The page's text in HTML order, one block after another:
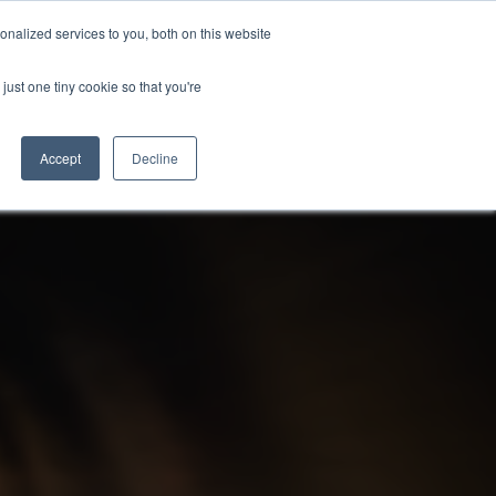
services to you, both on this website
one tiny cookie so that you're
Accept Decline
CONTRACT US BLOG CONTENT